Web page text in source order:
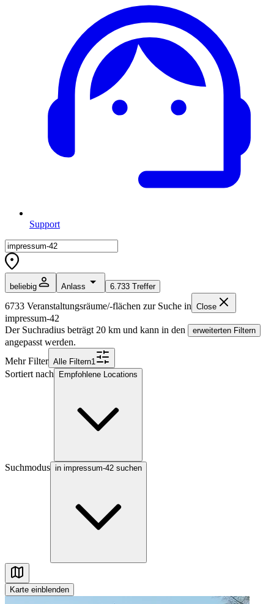
Support
beliebig Anlass 6.733 Treffer
6733 Veranstaltungsräume/-flächen zur Suche in Close
impressum-42
Der Suchradius beträgt 20 km und kann in den erweiterten Filtern
angepasst werden.
Mehr Filter Alle Filtern1
Sortiert nach Empfohlene Locations
Suchmodus in impressum-42 suchen
Karte einblenden